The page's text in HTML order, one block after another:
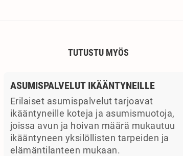
TUTUSTU MYÖS
ASUMISPALVELUT IKÄÄNTYNEILLE
Erilaiset asumispalvelut tarjoavat
ikääntyneille koteja ja asumismuotoja,
joissa avun ja hoivan määrä mukautuu
ikääntyneen yksilöllisten tarpeiden ja
elämäntilanteen mukaan.